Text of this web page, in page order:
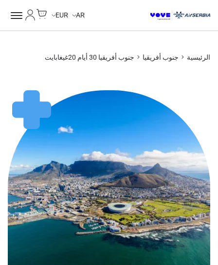
AR
EUR
الرئيسية جنوب أفريقيا جنوب أفريقيا 30 أيام 20غيغابايت